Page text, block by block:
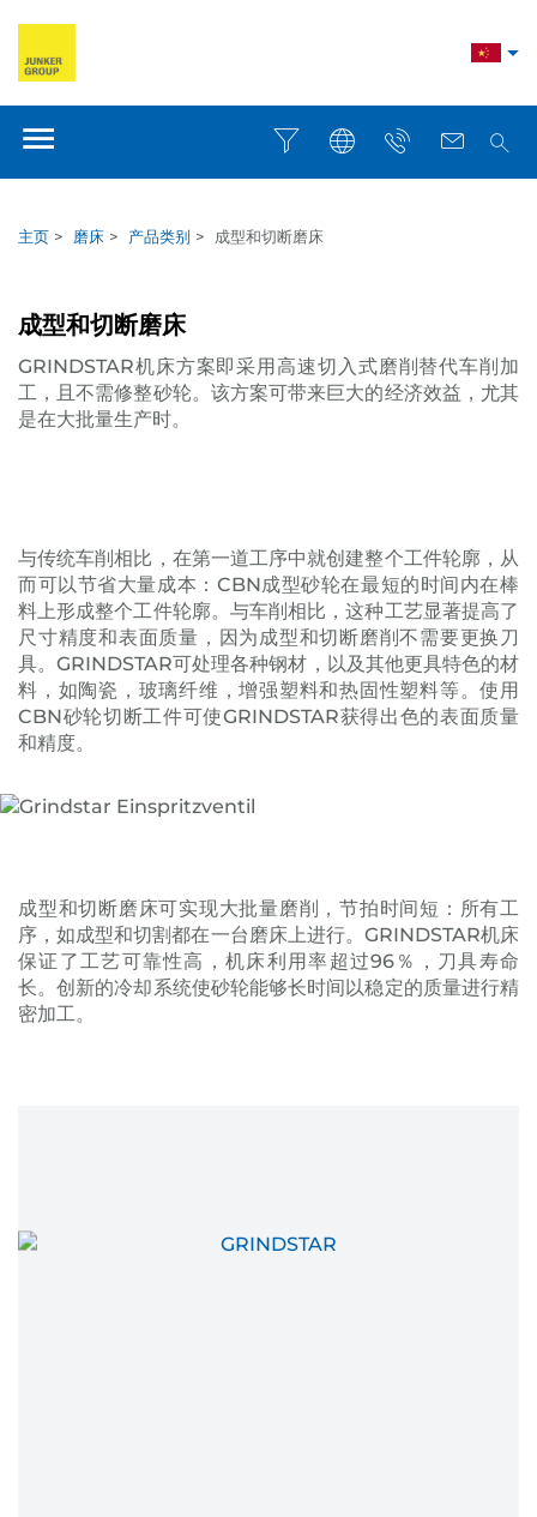
主页 > 磨床 > 产品类别 > 成型和切断磨床
成型和切断磨床
GRINDSTAR机床方案即采用高速切入式磨削替代车削加
工，且不需修整砂轮。该方案可带来巨大的经济效益，尤其
是在大批量生产时。
与传统车削相比，在第一道工序中就创建整个工件轮廓，从
而可以节省大量成本：CBN成型砂轮在最短的时间内在棒
料上形成整个工件轮廓。与车削相比，这种工艺显著提高了
尺寸精度和表面质量，因为成型和切断磨削不需要更换刀
具。GRINDSTAR可处理各种钢材，以及其他更具特色的材
料，如陶瓷，玻璃纤维，增强塑料和热固性塑料等。使用
CBN砂轮切断工件可使GRINDSTAR获得出色的表面质量
和精度。
成型和切断磨床可实现大批量磨削，节拍时间短：所有工
序，如成型和切割都在一台磨床上进行。GRINDSTAR机床
保证了工艺可靠性高，机床利用率超过96％，刀具寿命
长。创新的冷却系统使砂轮能够长时间以稳定的质量进行精
密加工。